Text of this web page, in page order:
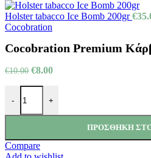
Holster tabacco Ice Bomb 200gr€
Cocobration
Cocobration Premium
€10.00 €8.00
- +
ΠΡΟΣΘΉΚΗ
Compare